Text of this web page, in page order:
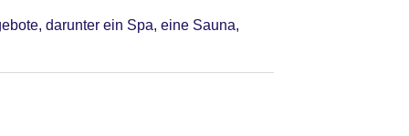
darunter ein Spa, eine Sauna,